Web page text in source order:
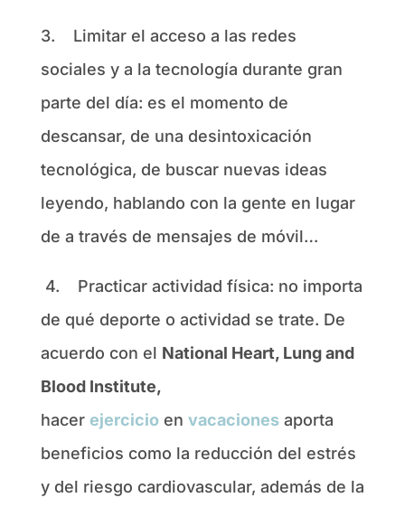
3. Limitar el acceso a las redes
sociales y a la tecnología durante gran
parte del día: es el momento de
descansar, de una desintoxicación
tecnológica, de buscar nuevas ideas
leyendo, hablando con la gente en lugar
de a través de mensajes de móvil…
4. Practicar actividad física: no importa
de qué deporte o actividad se trate. De
acuerdo con el National Heart, Lung and
Blood Institute,
hacer ejercicioen vacaciones aporta
beneficios como la reducción del estrés
y del riesgo cardiovascular, además de la